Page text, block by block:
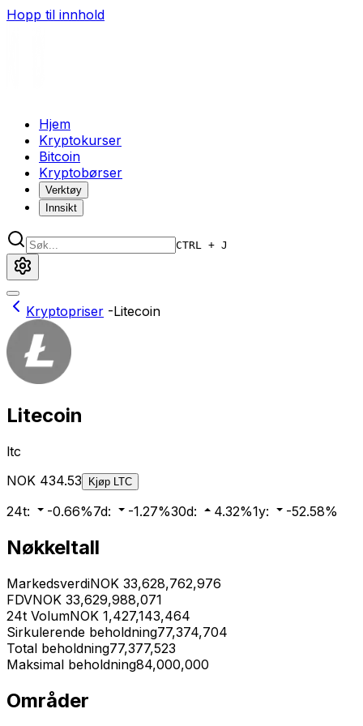
Hopp til innhold
Hjem
Kryptokurser
Bitcoin
Kryptobørser
Verktøy
Innsikt
CTRL + J
Kryptopriser -Litecoin
Litecoin
ltc
NOK 434.53 Kjøp LTC
24t: -0.66%7d: -1.27%30d: 4.32%1y: -52.58%
Nøkkeltall
MarkedsverdiNOK 33,628,762,976
FDVNOK 33,629,988,071
24t VolumNOK 1,427,143,464
Sirkulerende beholdning77,374,704
Total beholdning77,377,523
Maksimal beholdning84,000,000
Områder